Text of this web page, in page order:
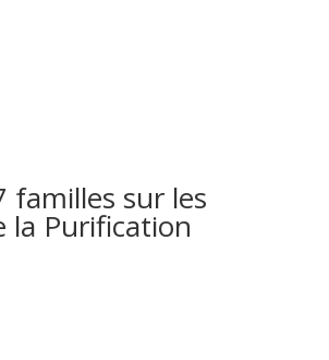
familles sur les
la Purification